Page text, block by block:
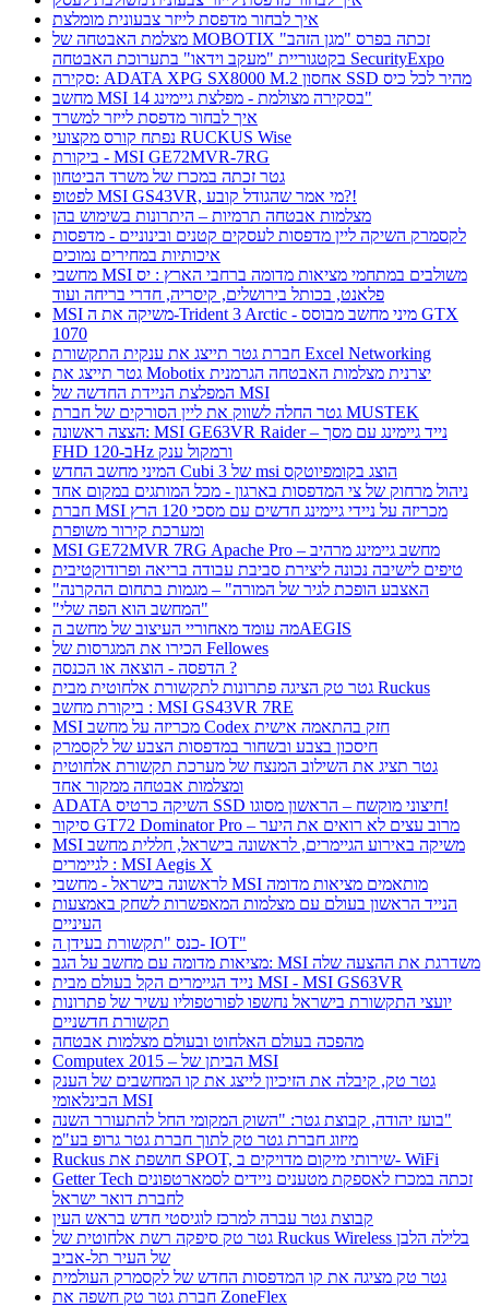
איך לבחור מדפסת לייזר צבעונית מומלצת
מצלמת האבטחה של MOBOTIX זכתה בפרס "מגן הזהב"
בקטגוריית "מעקב וידאו" בתערוכת האבטחה SecurityExpo
סקירה: ADATA XPG SX8000 M.2 אחסון SSD מהיר לכל כיס
מחשב MSI בסקירה מצולמת - מפלצת גיימינג 14"
איך לבחור מדפסת לייזר למשרד
נפתח קורס מקצועי RUCKUS Wise
ביקורת - MSI GE72MVR-7RG
גטר זכתה במכרז של משרד הביטחון
לפטופ MSI GS43VR, מי אמר שהגודל קובע?!
מצלמות אבטחה תרמיות – היתרונות בשימוש בהן
לקסמרק השיקה ליין מדפסות לעסקים קטנים ובינוניים - מדפסות
איכותיות במחירים נמוכים
מחשבי MSI משולבים במתחמי מציאות מדומה ברחבי הארץ : יס
פלאנט, בכותל בירושלים, קיסריה, חדרי בריחה ועוד
MSI משיקה את ה-Trident 3 Arctic - מיני מחשב מבוסס GTX
1070
חברת גטר תייצג את ענקית התקשורת Excel Networking
גטר תייצג את Mobotix יצרנית מצלמות האבטחה הגרמנית
המפלצת הניידת החדשה של MSI
גטר החלה לשווק את ליין הסורקים של חברת MUSTEK
הצצה ראשונה: MSI GE63VR Raider – נייד גיימינג עם מסך
FHD ב-120Hz ורמקול ענק
המיני מחשב החדש Cubi 3 של msi הוצג בקומפיוטקס
ניהול מרחוק של צי המדפסות בארגון - מכל המותגים במקום אחד
חברת MSI מכריזה על ניידי גיימינג חדשים עם מסכי 120 הרץ
ומערכת קירור משופרת
MSI GE72MVR 7RG Apache Pro – מחשב גיימינג מרהיב
טיפים לישיבה נכונה ליצירת סביבת עבודה בריאה ופרודוקטיבית
"האצבע הופכת לגיר של המורה" – מגמות בתחום ההקרנה
"המחשב הוא הפה שלי"
מה עומד מאחוריי העיצוב של מחשב הAEGIS
הכירו את המגרסות של Fellowes
הדפסה - הוצאה או הכנסה ?
גטר טק הציגה פתרונות לתקשורת אלחוטית מבית Ruckus
ביקורת מחשב : MSI GS43VR 7RE
MSI מכריזה על מחשב Codex חזק בהתאמה אישית
חיסכון בצבע ובשחור במדפסות הצבע של לקסמרק
גטר תציג את השילוב המנצח של מערכת תקשורת אלחוטית
ומצלמות אבטחה ממקור אחד
ADATA השיקה כרטיס SSD חיצוני מוקשח – הראשון מסוגו!
סיקור GT72 Dominator Pro – מרוב עצים לא רואים את היער
MSI משיקה באירוע הגיימרים, לראשונה בישראל, חללית מחשב
לגיימרים : MSI Aegis X
לראשונה בישראל - מחשבי MSI מותאמים מציאות מדומה
הנייד הראשון בעולם עם מצלמות המאפשרות לשחק באמצעות
העיניים
כנס "תקשורת בעידן ה- IOT"
מציאות מדומה עם מחשב על הגב: MSI משדרגת את ההצעה שלה
נייד הגיימרים הקל בעולם מבית MSI - MSI GS63VR
יועצי התקשורת בישראל נחשפו לפורטפוליו עשיר של פתרונות
תקשורת חדשניים
מהפכה בעולם האלחוט ובעולם מצלמות אבטחה
Computex 2015 – הביתן של MSI
גטר טק, קיבלה את הזיכיון לייצג את קו המחשבים של הענק
הבינלאומי MSI
בועז יהודה, קבוצת גטר: "השוק המקומי החל להתעורר השנה"
מיזוג חברת גטר טק לתוך חברת גטר גרופ בע"מ
Ruckus חושפת את SPOT, שירותי מיקום מדויקים ב- WiFi
Getter Tech זכתה במכרז לאספקת מטענים ניידים לסמארטפונים
לחברת דואר ישראל
קבוצת גטר עברה למרכז לוגיסטי חדש בראש העין
גטר טק סיפקה רשת אלחוטית של Ruckus Wireless בלילה הלבן
של העיר תל-אביב
גטר טק מציגה את קו המדפסות החדש של לקסמרק העולמית
חברת גטר טק חשפה את ZoneFlex